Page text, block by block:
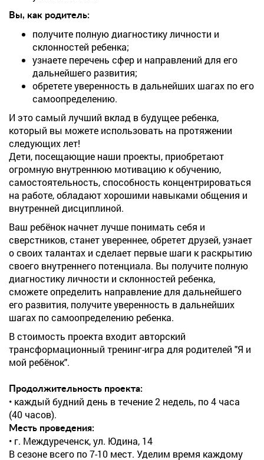
Вы, как родитель:
получите полную диагностику личности и
склонностей ребенка;
узнаете перечень сфер и направлений для его
дальнейшего развития;
обретете уверенность в дальнейших шагах по его
самоопределению.
И это самый лучший вклад в будущее ребенка,
который вы можете использовать на протяжении
следующих лет!
Дети, посещающие наши проекты, приобретают
огромную внутреннюю мотивацию к обучению,
самостоятельность, способность концентрироваться
на работе, обладают хорошими навыками общения и
внутренней дисциплиной.
Ваш ребёнок начнет лучше понимать себя и
сверстников, станет увереннее, обретет друзей, узнает
о своих талантах и сделает первые шаги к раскрытию
своего внутреннего потенциала. Вы получите полную
диагностику личности и склонностей ребенка,
сможете определить направление для дальнейшего
его развития, получите уверенность в дальнейших
шагах по самоопределению ребенка.
В стоимость проекта входит авторский
трансформационный тренинг-игра для родителей "Я и
мой ребёнок".
Продолжительность проекта:
• каждый будний день в течение 2 недель, по 4 часа
(40 часов).
Месть проведения:
• г. Междуреченск, ул. Юдина, 14
В сезоне всего по 7-10 мест. Уделим время каждому